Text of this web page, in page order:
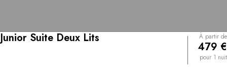
Junior Suite Deux Lits À partir de
479 €
pour 1 nuit